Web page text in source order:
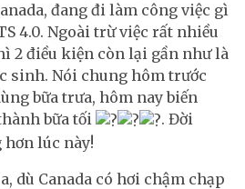
đang đi làm công việc gì
4.0. Ngoài trừ việc rất nhiều
2 điều kiện còn lại gần như là
sinh. Nói chung hôm trước
bữa trưa, hôm nay biến
bữa tối
. Đời
hơn lúc này!
dù Canada có hơi chậm chạp